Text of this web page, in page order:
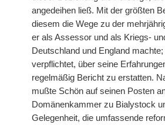
angedeihen ließ. Mit der größten
diesem die Wege zu der
er als Assessor und als Kriegs-
Deutschland und England
verpflichtet, über seine
regelmäßig Bericht zu erstatten.
mußte Schön auf seinen Posten
Domänenkammer zu Bialystock
Gelegenheit, die umfassende